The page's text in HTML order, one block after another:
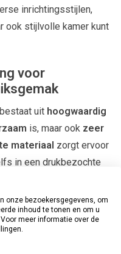
inrichtingsstijlen,
ook stijlvolle kamer kunt
voor
bestaat uit hoogwaardig
is, maar ook zeer
materiaal zorgt ervoor
in een drukbezochte
is het
voor zowel
het-zelvers. Dit behang
stijlals
onze bezoekersgegevens, om
inhoud te tonen en om u
meer informatie over de